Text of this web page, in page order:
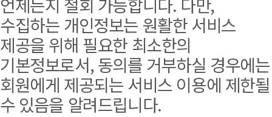
언제든지 철회 가능합니다. 다만,
수집하는 개인정보는 원활한 서비스
제공을 위해 필요한 최소한의
기본정보로서, 동의를 거부하실 경우에는
회원에게 제공되는 서비스 이용에 제한될
수 있음을 알려드립니다.